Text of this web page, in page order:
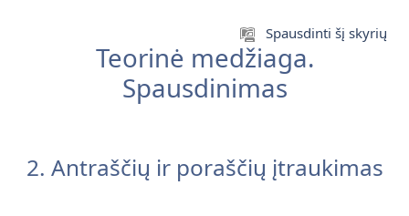
Spausdinti šį skyrių
Teorinė medžiaga.
Spausdinimas
2. Antraščių ir poraščių įtraukimas